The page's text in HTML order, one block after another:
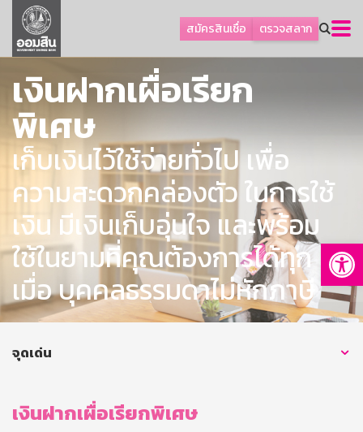
สมัครสินเชื่อ ตรวจสลาก
ลูกค้าธุรกิจ
ลูกค้าผู้ประกอบรายย่อย
โปรโมชัน
ออมเพื่อสุข
เกี่ยวกับธนาคาร
การพัฒนาที่ยั่งยืน
ข่าวสาร
บริการทางการเงิน
อื่นๆ
บริการออนไลน์
เงินฝากเผื่อเรียก
พิเศษ
เก็บเงินไว้ใช้จ่ายทั่วไป เพื่อ
ความสะดวกคล่องตัว ในการใช้
เงิน มีเงินเก็บอุ่นใจ และพร้อม
ใช้ในยามที่คุณต้องการได้ทุก
เมื่อ บุคคลธรรมดาไม่หักภาษี
จุดเด่น
เงินฝากเผื่อเรียกพิเศษ